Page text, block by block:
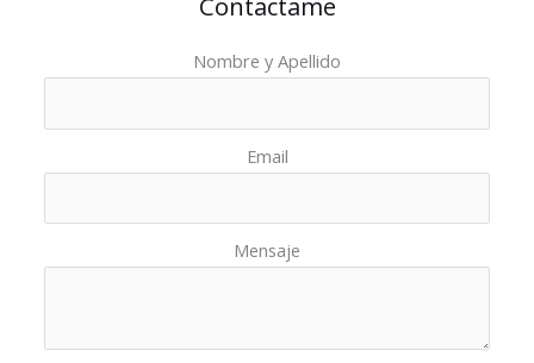
Nombre y Apellido
Email
Mensaje